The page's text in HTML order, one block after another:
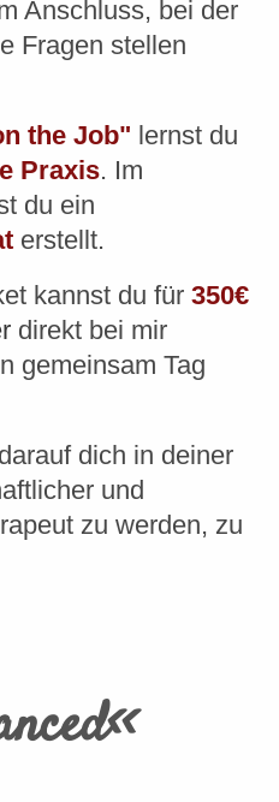
Anschluss, bei der
Fragen stellen
the Job" lernst du
Praxis. Im
du ein
erstellt.
kannst du für 350€
direkt bei mir
gemeinsam Tag
dich in deiner
und
zu werden, zu